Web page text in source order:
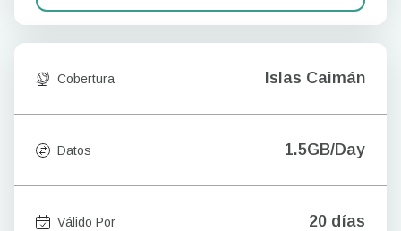
Cobertura Islas Caimán
Datos 1.5GB/Day
Válido Por 20 días